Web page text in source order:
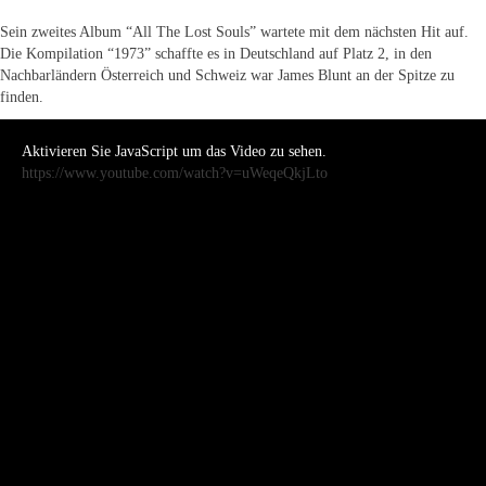
Sein zweites Album “All The Lost Souls” wartete mit dem nächsten Hit auf.
Die Kompilation “1973” schaffte es in Deutschland auf Platz 2, in den
Nachbarländern Österreich und Schweiz war James Blunt an der Spitze zu
finden.
Aktivieren Sie JavaScript um das Video zu sehen.
https://www.youtube.com/watch?v=uWeqeQkjLto